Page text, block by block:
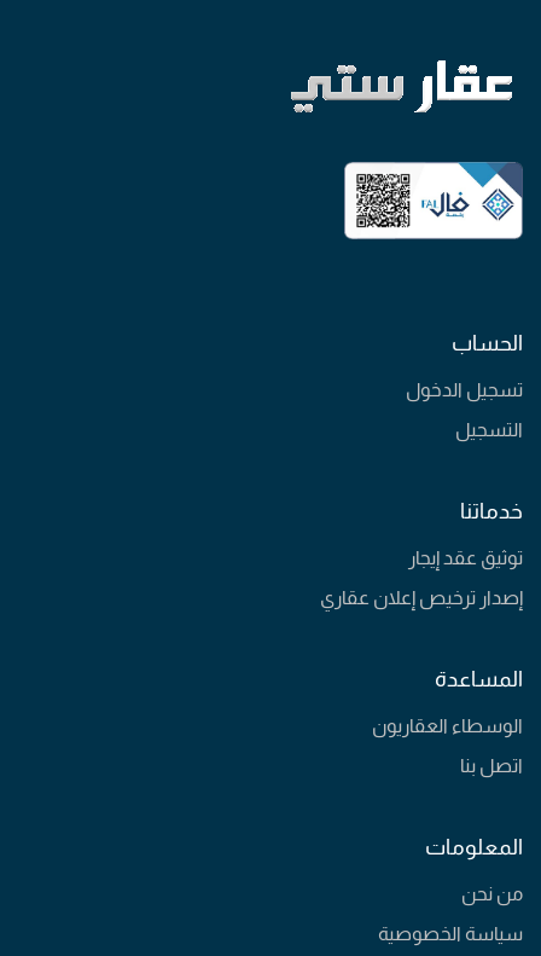
الحساب
تسجيل الدخول
التسجيل
خدماتنا
توثيق عقد إيجار
إصدار ترخيص إعلان عقاري
المساعدة
الوسطاء العقاريون
اتصل بنا
المعلومات
من نحن
سياسة الخصوصية